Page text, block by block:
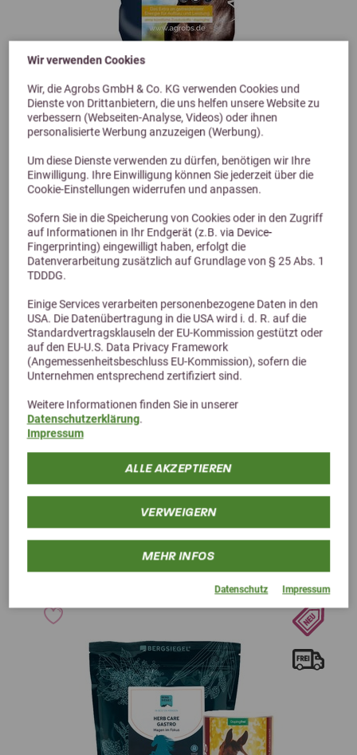
Wir verwenden Cookies
Wir, die Agrobs GmbH & Co. KG verwenden Cookies und
Dienste von Drittanbietern, die uns helfen unsere Website zu
verbessern (Webseiten-Analyse, Videos) oder ihnen
personalisierte Werbung anzuzeigen (Werbung).
Um diese Dienste verwenden zu dürfen, benötigen wir Ihre
Einwilligung. Ihre Einwilligung können Sie jederzeit über die
Cookie-Einstellungen widerrufen und anpassen.
Sofern Sie in die Speicherung von Cookies oder in den Zugriff
auf Informationen in Ihr Endgerät (z.B. via Device-
Fingerprinting) eingewilligt haben, erfolgt die
Datenverarbeitung zusätzlich auf Grundlage von § 25 Abs. 1
TDDDG.
Einige Services verarbeiten personenbezogene Daten in den
USA. Die Datenübertragung in die USA wird i. d. R. auf die
Standardvertragsklauseln der EU-Kommission gestützt oder
auf den EU-U.S. Data Privacy Framework
(Angemessenheitsbeschluss EU-Kommission), sofern die
Unternehmen entsprechend zertifiziert sind.
Weitere Informationen finden Sie in unserer
Datenschutzerklärung.
Impressum
ALLE AKZEPTIEREN
VERWEIGERN
MEHR INFOS
Datenschutz Impressum
3,9 (28 Bewertungen)
Agrobs Spitzenreiter Magenmüsli 15kg
34,50 €
Produktwissen
Agrobs Spitzenreiter Magenmüsli 15kg
Fütterungsempfehlung
Agrobs Magnesium Pur 800 g
Inhaltsstoffe
Fütterungsempfehlung
Agrobs Gipfelstürmer Mineral 600g
Fütterungsempfehlung
Kunden kauften auch